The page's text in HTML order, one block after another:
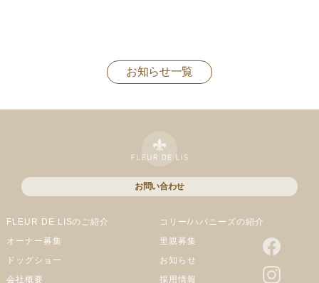
お知らせ一覧
お問い合わせ
FLEUR DE LISのご紹介
コリー/ハバニーズの紹介
オーナー募集
里親募集
ドッグショー
お知らせ
会社概要
採用情報